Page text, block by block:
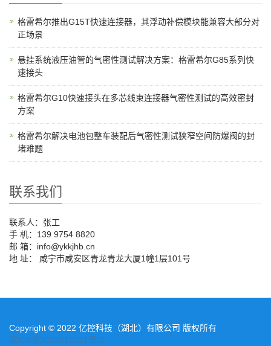
格雷希尔推出G15T快速连接器，其浮动补偿模块能兼容大部分对
正场景
悬挂系统液压油管的气密性测试解决方案：格雷希尔G85系列快
速接头
格雷希尔G10快速接头在多芯线束连接器气密性测试的高效密封
方案
格雷希尔解决电池包整车装配后气密性测试狭窄空间防爆阀的封
堵难题
联系我们
联系人：张工
手 机：139 9754 8820
邮 箱：info@ykkjhb.cn
地 址： 咸宁市咸安区青龙青龙大厦1幢1层101号
Copyright © 2022 亿控科技（湖北）有限公司 版权所有
鄂ICP备2022015221号-2